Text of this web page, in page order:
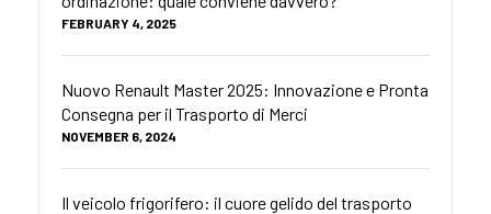
FEBRUARY 4, 2025
Nuovo Renault Master 2025: Innovazione e Pronta
Consegna per il Trasporto di Merci
NOVEMBER 6, 2024
Il veicolo frigorifero: il cuore gelido del trasporto